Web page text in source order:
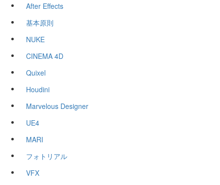
After Effects
基本原則
NUKE
CINEMA 4D
Quixel
Houdini
Marvelous Designer
UE4
MARI
フォトリアル
VFX